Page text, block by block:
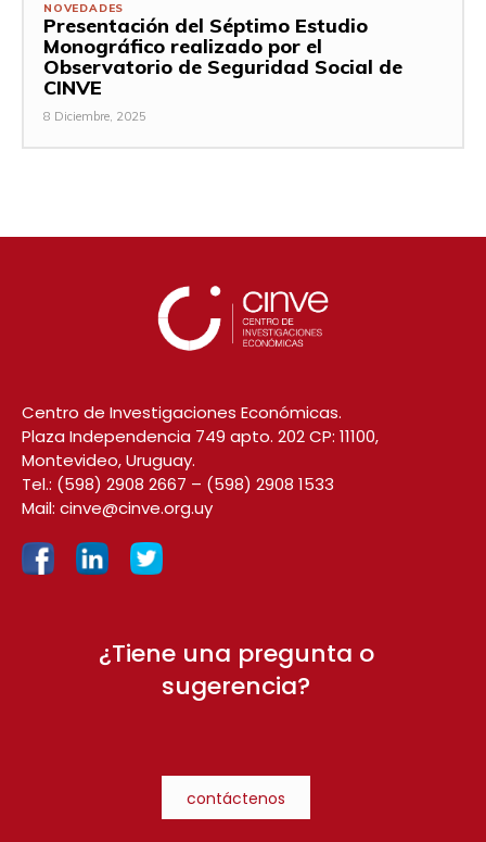
NOVEDADES
Presentación del Séptimo Estudio
Monográfico realizado por el
Observatorio de Seguridad Social de
CINVE
8 Diciembre, 2025
Centro de Investigaciones Económicas.
Plaza Independencia 749 apto. 202 CP: 11100,
Montevideo, Uruguay.
Tel.: (598) 2908 2667 – (598) 2908 1533
Mail: cinve@cinve.org.uy
¿Tiene una pregunta o
sugerencia?
contáctenos